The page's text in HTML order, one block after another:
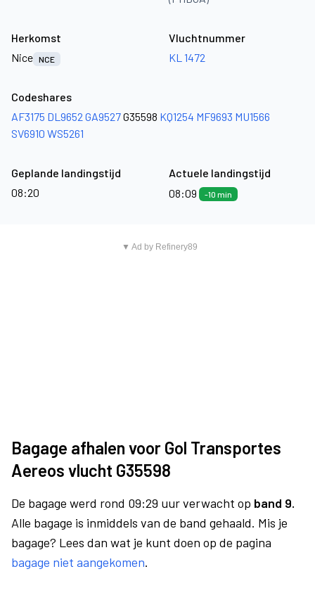
Herkomst
Nice NCE
Vluchtnummer
KL 1472
Codeshares
AF3175 DL9652 GA9527G35598 KQ1254 MF9693 MU1566
SV6910 WS5261
Geplande landingstijd
08:20
Actuele landingstijd
08:09
-10 min
▼ Ad by Refinery89
Bagage afhalen voor Gol Transportes
Aereos vlucht G35598
De bagage werd rond 09:29 uur verwacht op band 9.
Alle bagage is inmiddels van de band gehaald. Mis je
bagage? Lees dan wat je kunt doen op de pagina
bagage niet aangekomen.